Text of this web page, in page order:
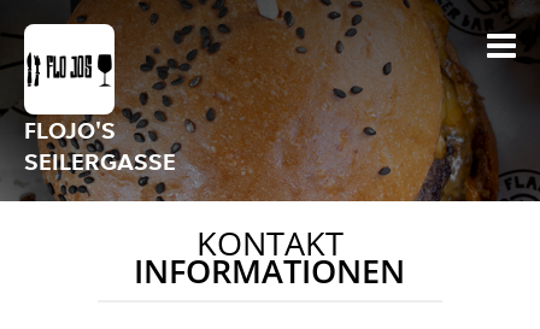
FLOJO'S
SEILERGASSE
KONTAKT
INFORMATIONEN